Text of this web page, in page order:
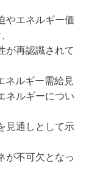
やエネルギー価
が再認識されて
ネルギー需給見
ネルギーについ
見通しとして示
が不可欠となっ